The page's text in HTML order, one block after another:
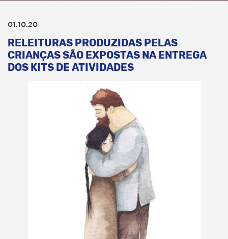
01.10.20
RELEITURAS PRODUZIDAS PELAS
CRIANÇAS SÃO EXPOSTAS NA ENTREGA
DOS KITS DE ATIVIDADES